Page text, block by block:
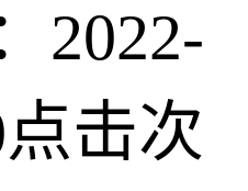
2022-
点击次